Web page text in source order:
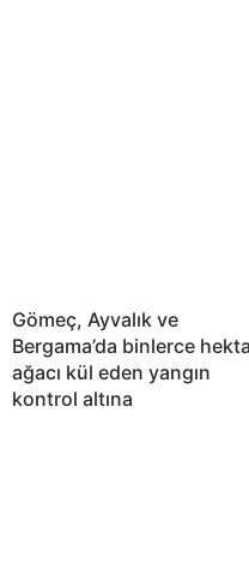
Gömeç, Ayvalık ve
Bergama’da binlerce
ağacı kül eden yangın
kontrol altına